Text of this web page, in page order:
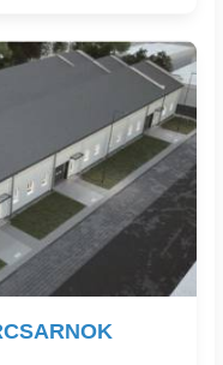
800
850 EUR/m²